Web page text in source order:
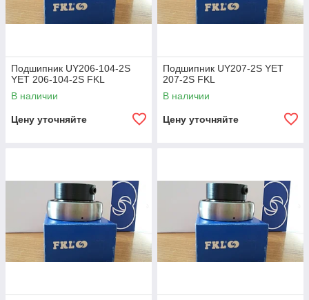
Подшипник UY206-104-2S
YET 206-104-2S FKL
В наличии
Цену уточняйте
Подшипник UY207-2S YET
207-2S FKL
В наличии
Цену уточняйте